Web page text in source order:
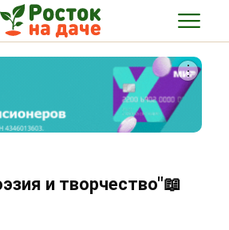
и творчество"📖